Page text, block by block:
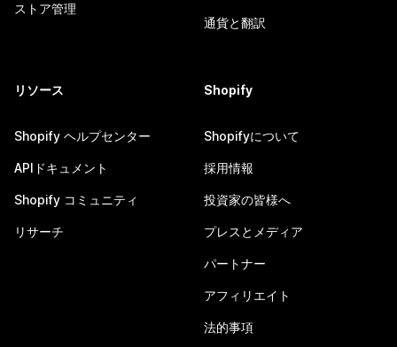
ストア管理
通貨と翻訳
リソース
Shopify ヘルプセンター
APIドキュメント
Shopify コミュニティ
リサーチ
Shopify
Shopifyについて
採用情報
投資家の皆様へ
プレスとメディア
パートナー
アフィリエイト
法的事項